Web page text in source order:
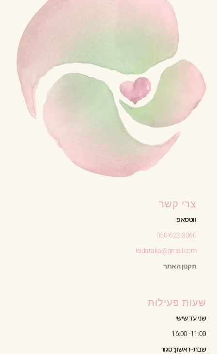
צרי קשר
ווטסאפ:
050-622-3060
leidaraka@gmail.com
תקנון האתר
שעות פעילות
שני עד שישי
11:00- 16:00
שבת- ראשון: סגור